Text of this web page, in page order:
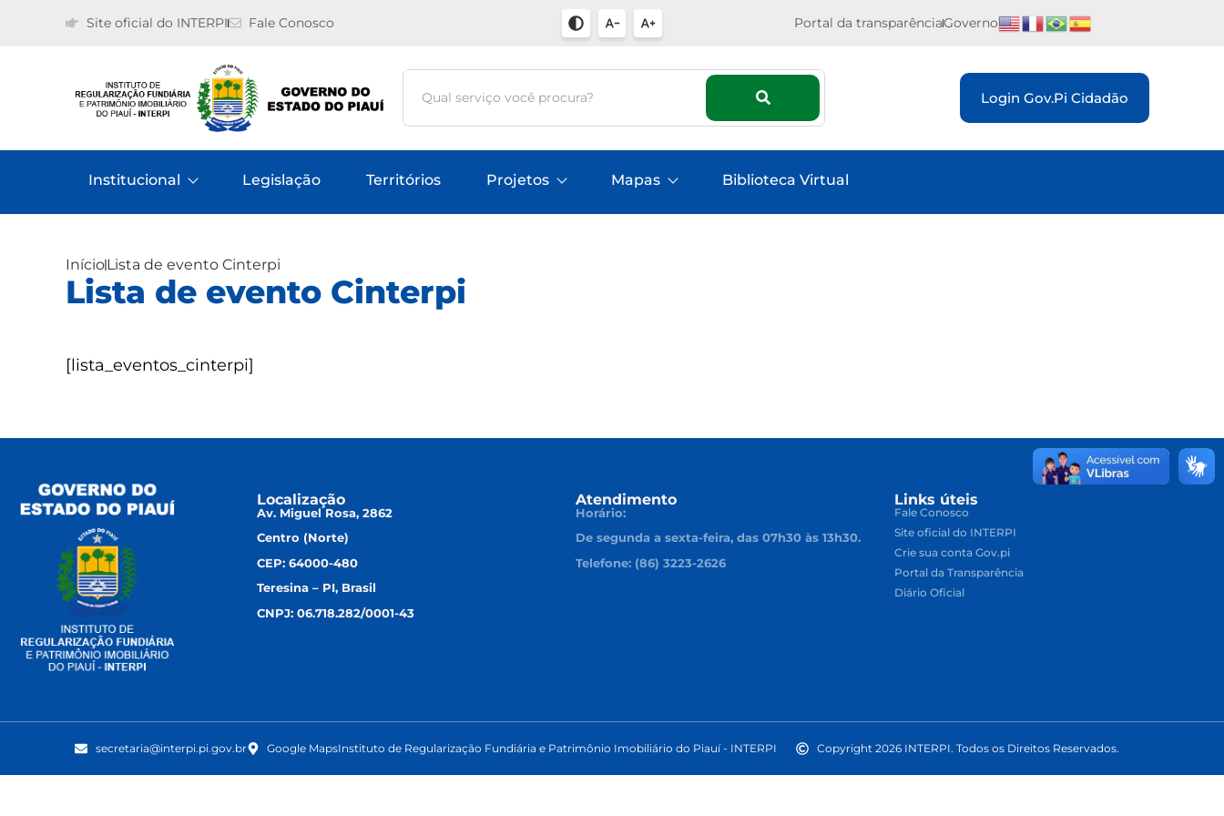
Site oficial do INTERPI Fale Conosco Portal da transparênciaGoverno
Login Gov.Pi Cidadão
Institucional Legislação Territórios Projetos Mapas Biblioteca Virtual
InícioLista de evento Cinterpi
Lista de evento Cinterpi
[lista_eventos_cinterpi]
Localização
Av. Miguel Rosa, 2862
Centro (Norte)
CEP: 64000-480
Teresina – PI, Brasil
CNPJ: 06.718.282/0001-43
Atendimento
Horário:
De segunda a sexta-feira, das 07h30 às 13h30.
Telefone: (86) 3223-2626
Links úteis
Fale Conosco
Site oficial do INTERPI
Crie sua conta Gov.pi
Portal da Transparência
Diário Oficial
secretaria@interpi.pi.gov.br Google MapsInstituto de Regularização Fundiária e Patrimônio Imobiliário do Piauí - INTERPI Copyright 2026 INTERPI. Todos os Direitos Reservados.